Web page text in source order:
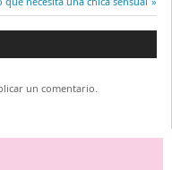
un comentario.